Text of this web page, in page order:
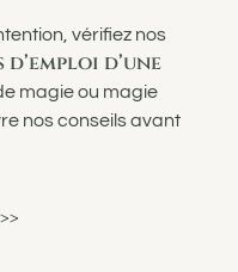
vérifiez nos
d’une
magie ou magie
nos conseils avant